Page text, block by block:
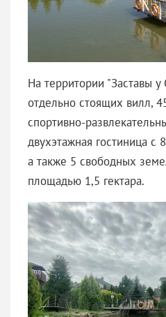
На территории "Заставы
отдельно стоящих вилл,
спортивно-
двухэтажная гостиница с
а также 5 свободных
площадью 1,5 гектара.